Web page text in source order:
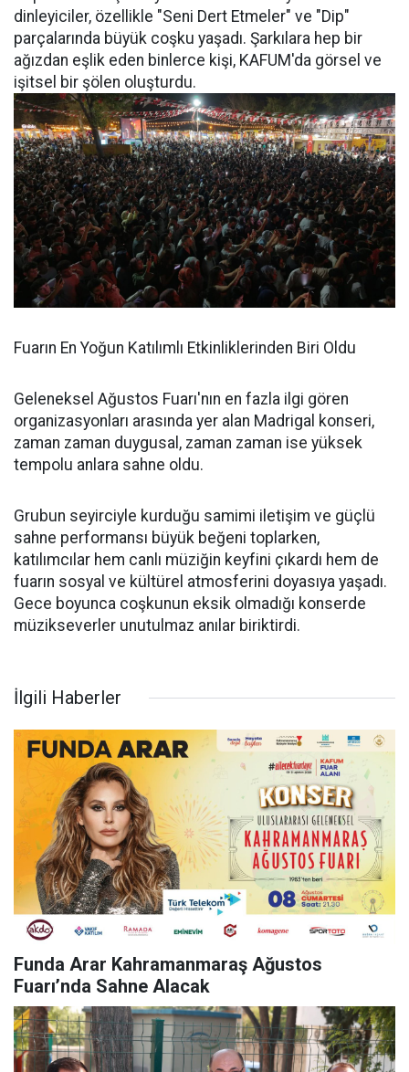
dinleyiciler, özellikle "Seni Dert Etmeler" ve "Dip"
parçalarında büyük coşku yaşadı. Şarkılara hep bir
ağızdan eşlik eden binlerce kişi, KAFUM'da görsel ve
işitsel bir şölen oluşturdu.
Fuarın En Yoğun Katılımlı Etkinliklerinden Biri Oldu
Geleneksel Ağustos Fuarı'nın en fazla ilgi gören
organizasyonları arasında yer alan Madrigal konseri,
zaman zaman duygusal, zaman zaman ise yüksek
tempolu anlara sahne oldu.
Grubun seyirciyle kurduğu samimi iletişim ve güçlü
sahne performansı büyük beğeni toplarken,
katılımcılar hem canlı müziğin keyfini çıkardı hem de
fuarın sosyal ve kültürel atmosferini doyasıya yaşadı.
Gece boyunca coşkunun eksik olmadığı konserde
müzikseverler unutulmaz anılar biriktirdi.
İlgili Haberler
Funda Arar Kahramanmaraş Ağustos
Fuarı’nda Sahne Alacak